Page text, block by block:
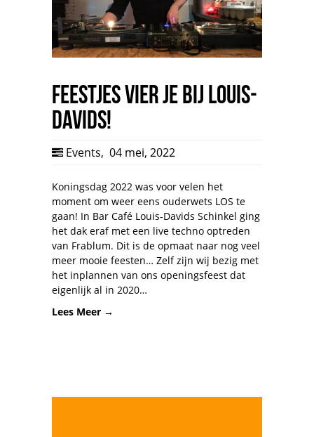
FEESTJES VIER JE BIJ LOUIS-
DAVIDS!
Events, 04 mei, 2022
Koningsdag 2022 was voor velen het
moment om weer eens ouderwets LOS te
gaan! In Bar Café Louis-Davids Schinkel ging
het dak eraf met een live techno optreden
van Frablum. Dit is de opmaat naar nog veel
meer mooie feesten… Zelf zijn wij bezig met
het inplannen van ons openingsfeest dat
eigenlijk al in 2020…
Lees Meer →